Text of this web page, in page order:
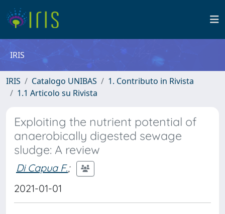
IRIS
IRIS Catalogo UNIBAS
1. Contributo in Rivista
1.1 Articolo su Rivista
Exploiting the nutrient potential of
anaerobically digested sewage
sludge: A review
Di Capua F.;
2021-01-01